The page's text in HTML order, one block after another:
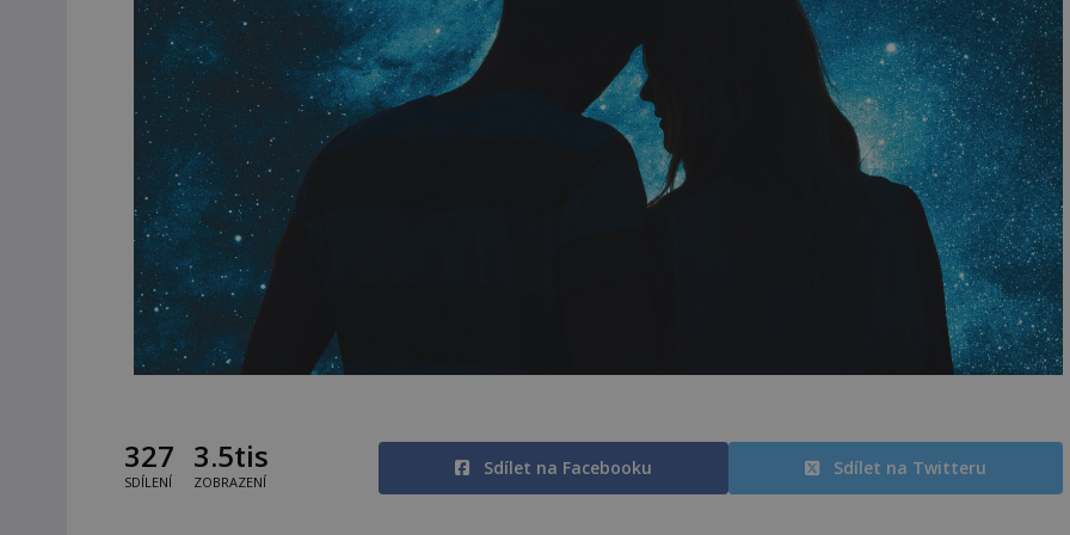
327
SDÍLENÍ
3.5tis
ZOBRAZENÍ
Sdílet na Facebooku Sdílet na Twitteru